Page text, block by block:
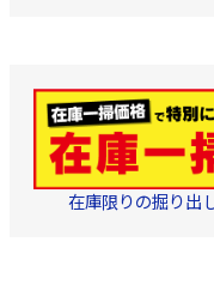
在庫限りの掘り出